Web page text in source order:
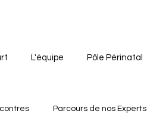
L'équipe Pôle Périnatal
Parcours de nos Experts